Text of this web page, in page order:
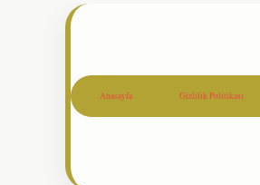
Anasayfa Gizlilik Politikası